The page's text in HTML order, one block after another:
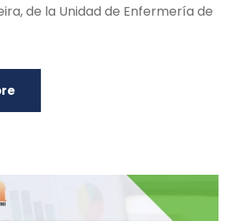
de la Unidad de Enfermería de